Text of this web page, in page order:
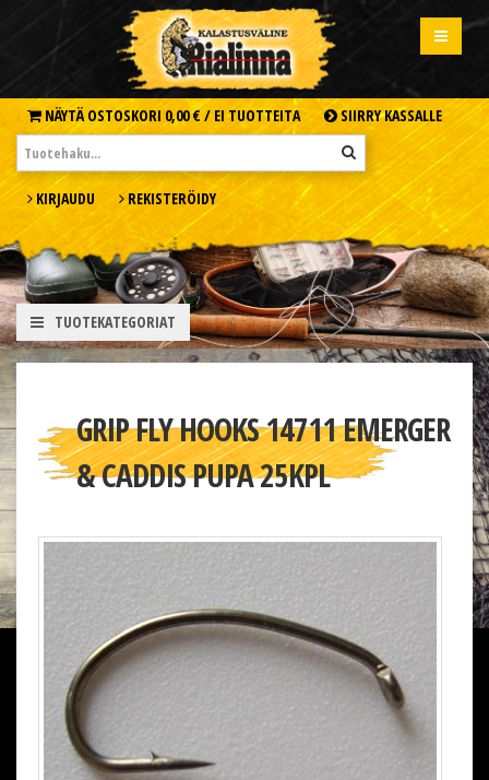
NÄYTÄ OSTOSKORI 0,00 € / EI TUOTTEITA SIIRRY KASSALLE
KIRJAUDU REKISTERÖIDY
TUOTEKATEGORIAT
GRIP FLY HOOKS 14711 EMERGER
& CADDIS PUPA 25KPL